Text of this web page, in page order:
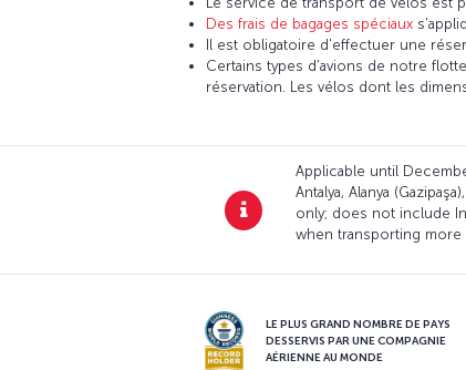
Des frais de bagages spéciaux
Il est obligatoire d'effectuer une
Certains types d'avions de notre
réservation. Les vélos dont les
Applicable until
Antalya, Alanya
only; does not include
when transporting
LE PLUS GRAND NOMBRE DE PAYS
DESSERVIS PAR UNE COMPAGNIE
AÉRIENNE AU MONDE